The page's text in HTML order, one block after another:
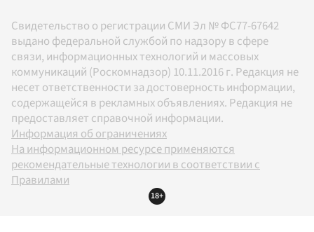
Свидетельство о регистрации СМИ Эл № ФС77-67642
выдано федеральной службой по надзору в сфере
связи, информационных технологий и массовых
коммуникаций (Роскомнадзор) 10.11.2016 г. Редакция не
несет ответственности за достоверность информации,
содержащейся в рекламных объявлениях. Редакция не
предоставляет справочной информации.
Информация об ограничениях
На информационном ресурсе применяются
рекомендательные технологии в соответствии с
Правилами
18+